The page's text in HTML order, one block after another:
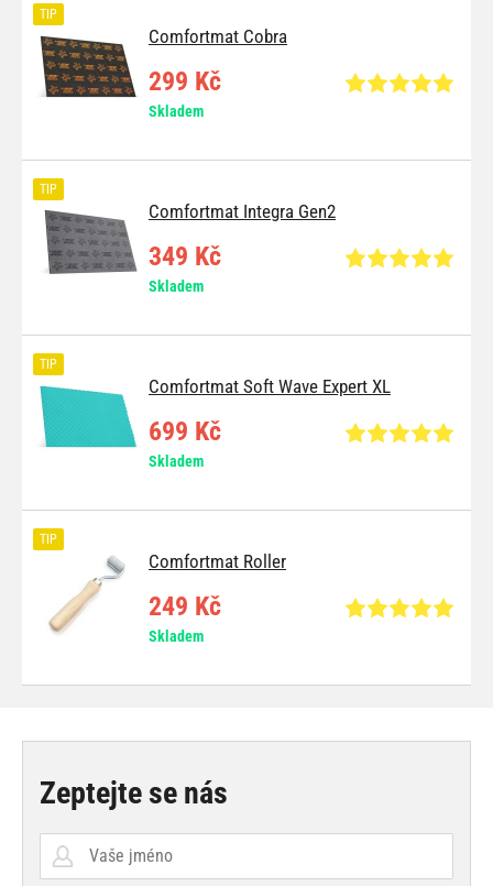
Comfortmat Cobra
TIP
299 Kč
Skladem
Comfortmat Integra Gen2
TIP
349 Kč
Skladem
Comfortmat Soft Wave Expert XL
TIP
699 Kč
Skladem
Comfortmat Roller
TIP
249 Kč
Skladem
Zeptejte se nás